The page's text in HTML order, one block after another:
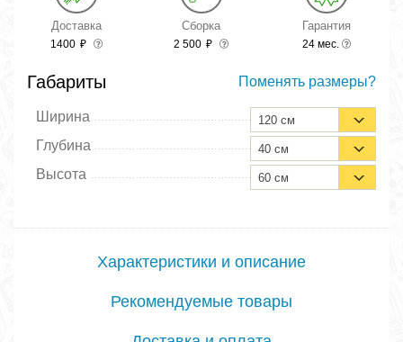
Доставка
1400 ₽
Сборка
2 500 ₽
Гарантия
24 мес.
Габариты Поменять размеры?
Ширина 120 см
Глубина 40 см
Высота 60 см
Характеристики и описание
Рекомендуемые товары